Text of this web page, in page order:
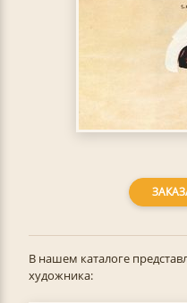
В нашем каталоге
художника: